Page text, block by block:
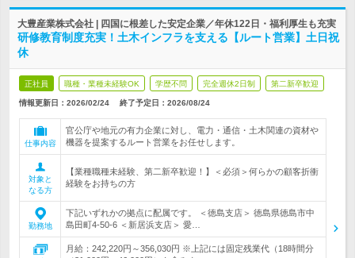
大豊産業株式会社 | 四国に根差した安定企業／年休122日・福利厚生も充実
研修教育制度充実！土木インフラを支える【ルート営業】土日祝
休
正社員 職種・業種未経験OK 学歴不問 完全週休2日制 第二新卒歓迎
情報更新日：2026/02/24 終了予定日： 2026/08/24
仕事内容
官公庁や地元の有力企業に対し、電力・通信・土木関連の資材や
機器を提案するルート営業をお任せします。
対象と
なる方
【業種職種未経験、第二新卒歓迎！】＜必須＞何らかの顧客折衝
経験をお持ちの方
勤務地
下記いずれかの拠点に配属です。 ＜徳島支店＞ 徳島県徳島市中
島田町4-50-6 ＜新居浜支店＞ 愛…
月給：242,220円～356,030円 ※上記には固定残業代（18時間分